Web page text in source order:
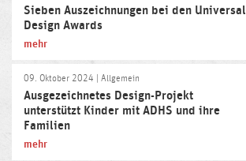
Sieben Auszeichnungen bei den Universal
Design Awards
mehr
09. Oktober 2024 | Allgemein
Ausgezeichnetes Design-Projekt
unterstützt Kinder mit ADHS und ihre
Familien
mehr